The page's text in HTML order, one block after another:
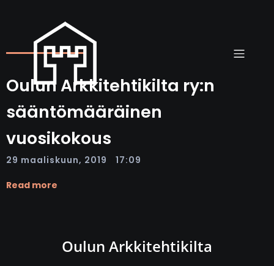
Oulun Arkkitehtikilta ry:n
sääntömääräinen
vuosikokous
29 maaliskuun, 2019 17:09
Read more
Oulun Arkkitehtikilta